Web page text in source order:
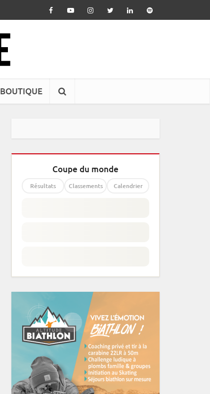
BOUTIQUE
Coupe du monde
Résultats Classements Calendrier